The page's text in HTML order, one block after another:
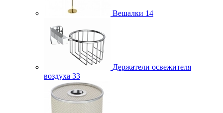
Вешалки 14
Держатели освежителя
воздуха 33